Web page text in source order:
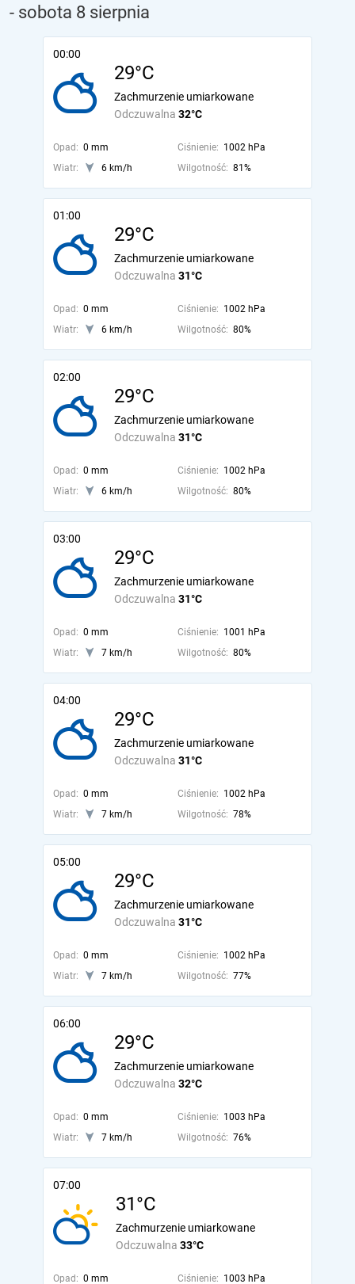
- sobota 8 sierpnia
00:00
29°C
Odczuwalna 32°C
Zachmurzenie umiarkowane
Opad: 0 mm Ciśnienie: 1002 hPa
Wiatr:
6 km/h Wilgotność: 81%
01:00
29°C
Odczuwalna 31°C
Zachmurzenie umiarkowane
Opad: 0 mm Ciśnienie: 1002 hPa
Wiatr:
6 km/h Wilgotność: 80%
02:00
29°C
Odczuwalna 31°C
Zachmurzenie umiarkowane
Opad: 0 mm Ciśnienie: 1002 hPa
Wiatr:
6 km/h Wilgotność: 80%
03:00
29°C
Odczuwalna 31°C
Zachmurzenie umiarkowane
Opad: 0 mm Ciśnienie: 1001 hPa
Wiatr:
7 km/h Wilgotność: 80%
04:00
29°C
Odczuwalna 31°C
Zachmurzenie umiarkowane
Opad: 0 mm Ciśnienie: 1002 hPa
Wiatr:
7 km/h Wilgotność: 78%
05:00
29°C
Odczuwalna 31°C
Zachmurzenie umiarkowane
Opad: 0 mm Ciśnienie: 1002 hPa
Wiatr:
7 km/h Wilgotność: 77%
06:00
29°C
Odczuwalna 32°C
Zachmurzenie umiarkowane
Opad: 0 mm Ciśnienie: 1003 hPa
Wiatr:
7 km/h Wilgotność: 76%
07:00
31°C
Odczuwalna 33°C
Zachmurzenie umiarkowane
Opad: 0 mm Ciśnienie: 1003 hPa